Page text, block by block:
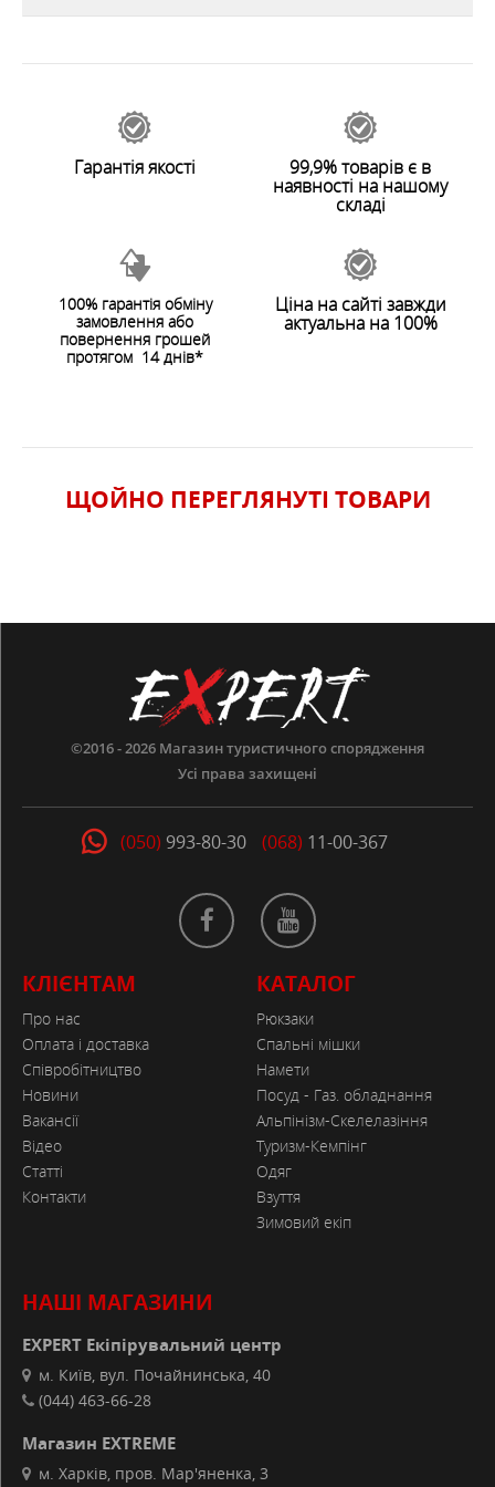
ОСОБЛИВОСТІ
ХАРАКТЕРИСТИКИ
ЗАЛИШИТИ ВІДГУК
Гарантія якості 99,9% товарів є в
наявності на нашому
складі
100% гарантія обміну
замовлення або
повернення грошей
протягом 14 днів*
Ціна на сайті завжди
актуальна на 100%
ЩОЙНО ПЕРЕГЛЯНУТI ТОВАРИ
©2016 - 2026 Магазин туристичного спорядження
Усі права захищені
(050) 993-80-30 (068) 11-00-367
КЛІЄНТАМ
Про нас
Оплата і доставка
Співробітництво
Новини
Вакансії
Відео
Статті
Контакти
КАТАЛОГ
Рюкзаки
Спальні мішки
Намети
Посуд - Газ. обладнання
Альпінізм-Скелелазіння
Туризм-Кемпінг
Одяг
Взуття
Зимовий екіп
НАШІ МАГАЗИНИ
EXPERT Екіпірувальний центр
м. Київ, вул. Почайнинська, 40
(044) 463-66-28
Магазин EXTREME
м. Харків, пров. Мар'яненка, 3